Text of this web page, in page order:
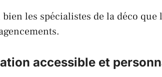
les spécialistes de la déco
accessible et